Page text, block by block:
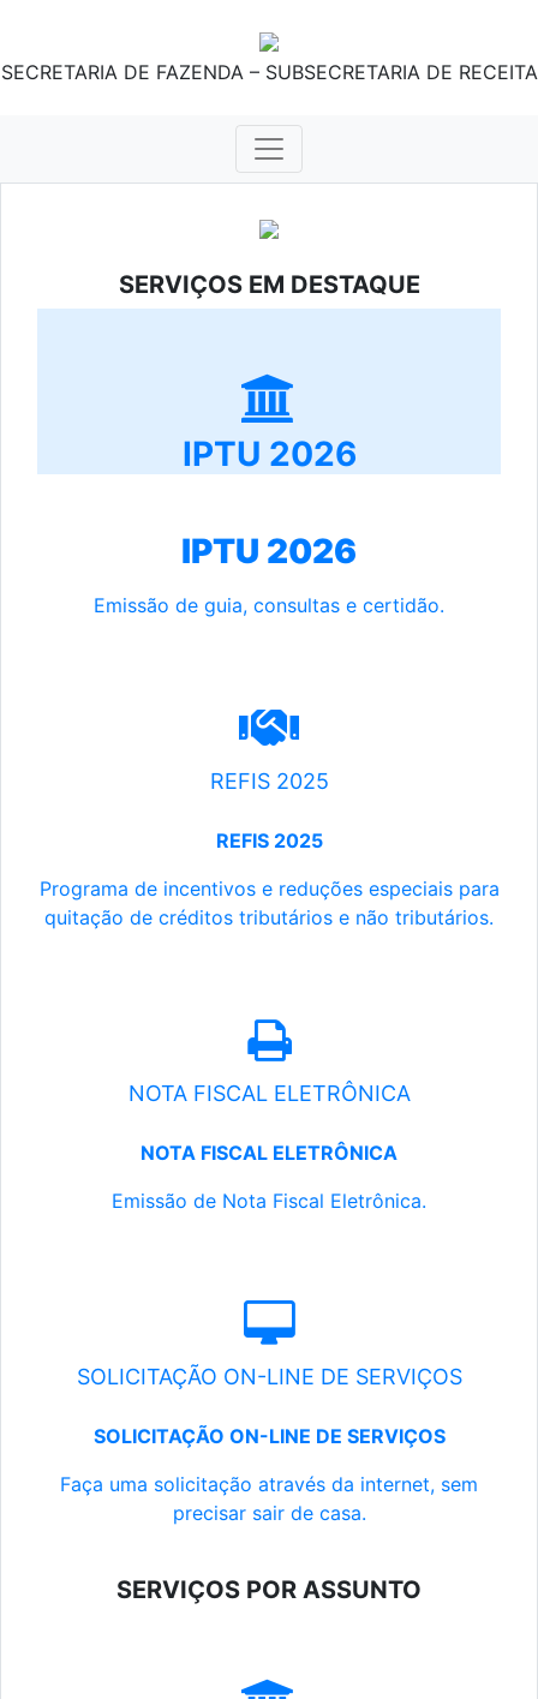
SECRETARIA DE FAZENDA – SUBSECRETARIA DE RECEITA
SERVIÇOS EM DESTAQUE
IPTU 2026
IPTU 2026
Emissão de guia, consultas e certidão.
REFIS 2025
REFIS 2025
Programa de incentivos e reduções especiais para
quitação de créditos tributários e não tributários.
NOTA FISCAL ELETRÔNICA
NOTA FISCAL ELETRÔNICA
Emissão de Nota Fiscal Eletrônica.
SOLICITAÇÃO ON-LINE DE SERVIÇOS
SOLICITAÇÃO ON-LINE DE SERVIÇOS
Faça uma solicitação através da internet, sem
precisar sair de casa.
SERVIÇOS POR ASSUNTO